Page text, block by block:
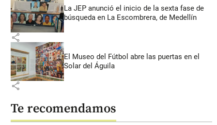
La JEP anunció el inicio de la sexta fase de
búsqueda en La Escombrera, de Medellín
share
El Museo del Fútbol abre las puertas en el
Solar del Águila
share
Te recomendamos